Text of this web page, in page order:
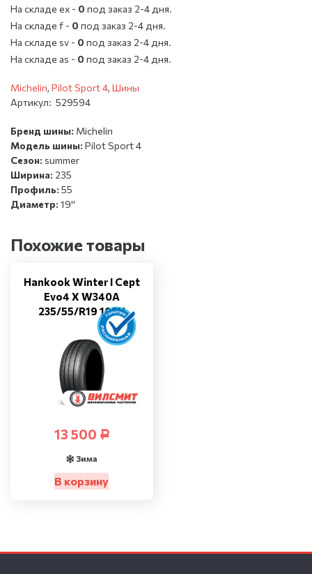
На складе ex - 0 под заказ 2-4 дня.
На складе f - 0 под заказ 2-4 дня.
На складе sv - 0 под заказ 2-4 дня.
На складе as - 0 под заказ 2-4 дня.
Michelin, Pilot Sport 4, Шины
Артикул: 529594
Бренд шины: Michelin
Модель шины: Pilot Sport 4
Сезон: summer
Ширина: 235
Профиль: 55
Диаметр: 19''
Похожие товары
Hankook Winter I Cept
Evo4 X W340A
235/55/R19 105V
13 500 Р
Зима
В корзину